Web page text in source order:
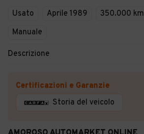
Usato Aprile 1989 350.000 km
Manuale
Descrizione
Certificazioni e Garanzie
Storia del veicolo